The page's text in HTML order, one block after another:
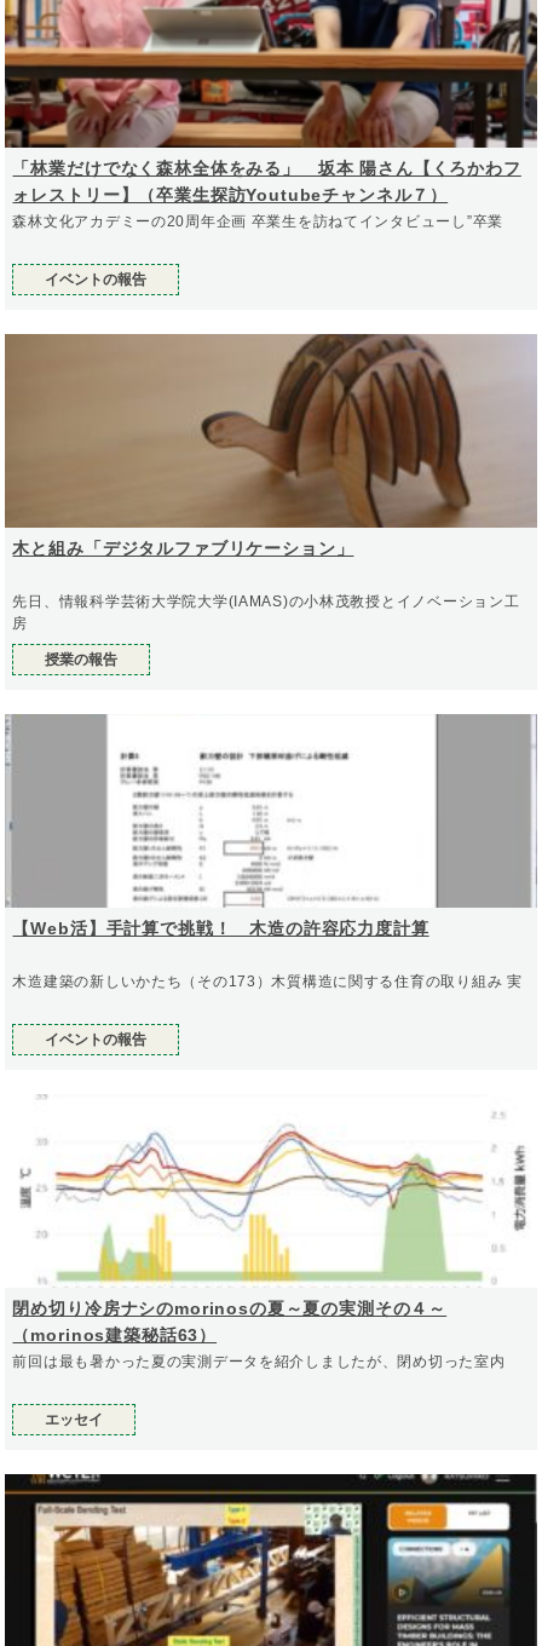
「林業だけでなく森林全体をみる」 坂本 陽さん【くろかわフ
ォレストリー】（卒業生探訪Youtubeチャンネル７）
森林文化アカデミーの20周年企画 卒業生を訪ねてインタビューし”卒業
イベントの報告
木と組み「デジタルファブリケーション」
先日、情報科学芸術大学院大学(IAMAS)の小林茂教授とイノベーション工
房
授業の報告
【Web活】手計算で挑戦！ 木造の許容応力度計算
木造建築の新しいかたち（その173）木質構造に関する住育の取り組み 実
イベントの報告
閉め切り冷房ナシのmorinosの夏～夏の実測その４～
（morinos建築秘話63）
前回は最も暑かった夏の実測データを紹介しましたが、閉め切った室内
エッセイ